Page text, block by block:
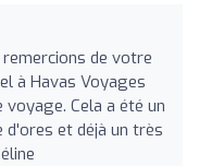
de votre
à Havas Voyages
Cela a été un
d'ores et déjà un très